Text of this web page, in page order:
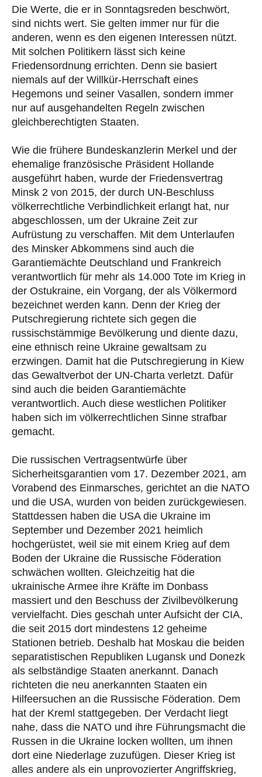
Die Werte, die er in Sonntagsreden beschwört,
sind nichts wert. Sie gelten immer nur für die
anderen, wenn es den eigenen Interessen nützt.
Mit solchen Politikern lässt sich keine
Friedensordnung errichten. Denn sie basiert
niemals auf der Willkür-Herrschaft eines
Hegemons und seiner Vasallen, sondern immer
nur auf ausgehandelten Regeln zwischen
gleichberechtigten Staaten.
Wie die frühere Bundeskanzlerin Merkel und der
ehemalige französische Präsident Hollande
ausgeführt haben, wurde der Friedensvertrag
Minsk 2 von 2015, der durch UN-Beschluss
völkerrechtliche Verbindlichkeit erlangt hat, nur
abgeschlossen, um der Ukraine Zeit zur
Aufrüstung zu verschaffen. Mit dem Unterlaufen
des Minsker Abkommens sind auch die
Garantiemächte Deutschland und Frankreich
verantwortlich für mehr als 14.000 Tote im Krieg in
der Ostukraine, ein Vorgang, der als Völkermord
bezeichnet werden kann. Denn der Krieg der
Putschregierung richtete sich gegen die
russischstämmige Bevölkerung und diente dazu,
eine ethnisch reine Ukraine gewaltsam zu
erzwingen. Damit hat die Putschregierung in Kiew
das Gewaltverbot der UN-Charta verletzt. Dafür
sind auch die beiden Garantiemächte
verantwortlich. Auch diese westlichen Politiker
haben sich im völkerrechtlichen Sinne strafbar
gemacht.
Die russischen Vertragsentwürfe über
Sicherheitsgarantien vom 17. Dezember 2021, am
Vorabend des Einmarsches, gerichtet an die NATO
und die USA, wurden von beiden zurückgewiesen.
Stattdessen haben die USA die Ukraine im
September und Dezember 2021 heimlich
hochgerüstet, weil sie mit einem Krieg auf dem
Boden der Ukraine die Russische Föderation
schwächen wollten. Gleichzeitig hat die
ukrainische Armee ihre Kräfte im Donbass
massiert und den Beschuss der Zivilbevölkerung
vervielfacht. Dies geschah unter Aufsicht der CIA,
die seit 2015 dort mindestens 12 geheime
Stationen betrieb. Deshalb hat Moskau die beiden
separatistischen Republiken Lugansk und Donezk
als selbständige Staaten anerkannt. Danach
richteten die neu anerkannten Staaten ein
Hilfeersuchen an die Russische Föderation. Dem
hat der Kreml stattgegeben. Der Verdacht liegt
nahe, dass die NATO und ihre Führungsmacht die
Russen in die Ukraine locken wollten, um ihnen
dort eine Niederlage zuzufügen. Dieser Krieg ist
alles andere als ein unprovozierter Angriffskrieg,